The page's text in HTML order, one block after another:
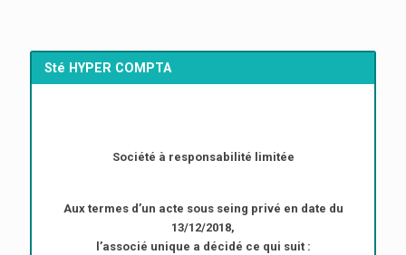
Sté HYPER COMPTA
Société à responsabilité limitée
Aux termes d’un acte sous seing privé en date du
13/12/2018,
l’associé unique a décidé ce qui suit :